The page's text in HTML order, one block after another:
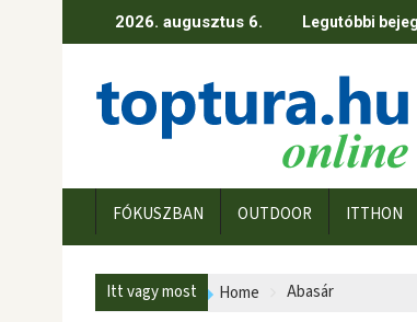
2026. augusztus 6. Legutóbbi
FÓKUSZBAN OUTDOOR ITTHON
Itt vagy most Home Abasár